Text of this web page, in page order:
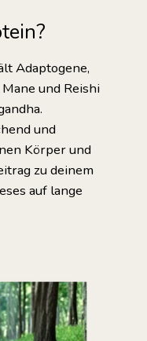
Adaptogene,
und Reishi
und
Körper und
zu deinem
auf lange